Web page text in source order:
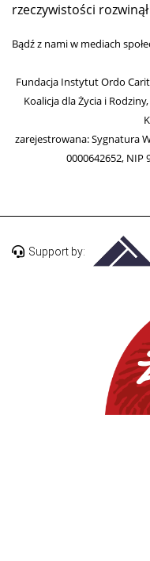
rzeczywistości
Bądź z nami w mediach
Fundacja Instytut Ordo
Koalicja dla Życia i
zarejestrowana: Sygnatura
0000642652, NIP
Support by: